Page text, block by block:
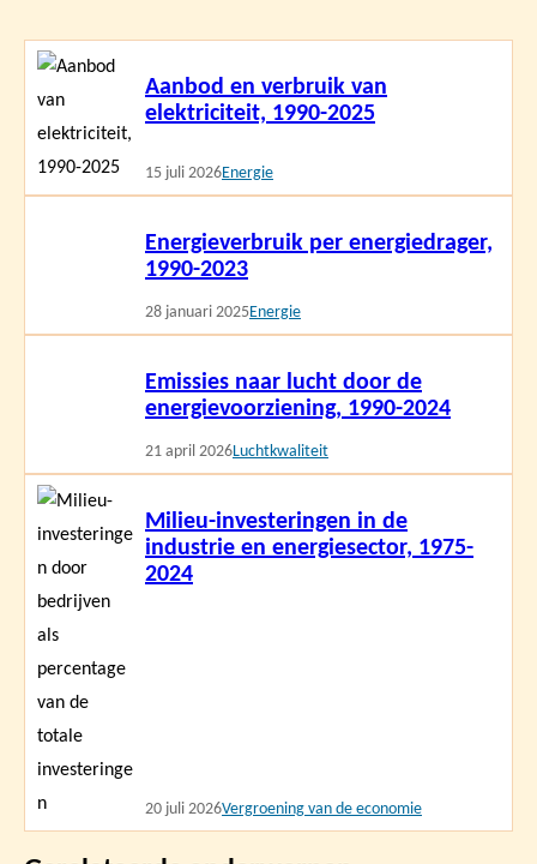
Aanbod en verbruik van
elektriciteit, 1990-2025
15 juli 2026Energie
Lees
Energieverbruik per energiedrager,
1990-2023
28 januari 2025Energie
Emissies naar lucht door de
energievoorziening, 1990-2024
21 april 2026Luchtkwaliteit
Milieu-investeringen in de
industrie en energiesector, 1975-
2024
20 juli 2026Vergroening van de economie
Lees
meer